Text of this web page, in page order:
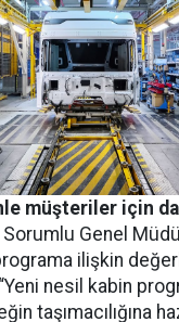
müşteriler için
Genel
ilişkin
nesil kabin
taşımacılığına